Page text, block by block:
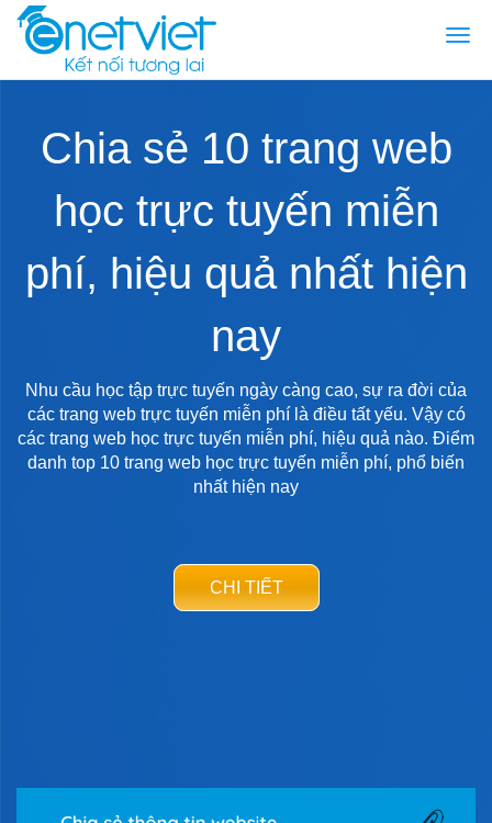
Chia sẻ 10 trang web
học trực tuyến miễn
phí, hiệu quả nhất hiện
nay
Nhu cầu học tập trực tuyến ngày càng cao, sự ra đời của
các trang web trực tuyến miễn phí là điều tất yếu. Vậy có
các trang web học trực tuyến miễn phí, hiệu quả nào. Điểm
danh top 10 trang web học trực tuyến miễn phí, phổ biến
nhất hiện nay
CHI TIẾT